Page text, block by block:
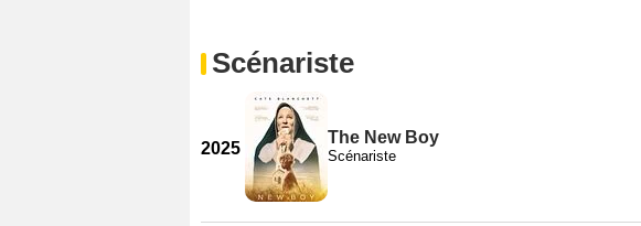
Scénariste
2025
The New Boy
Scénariste